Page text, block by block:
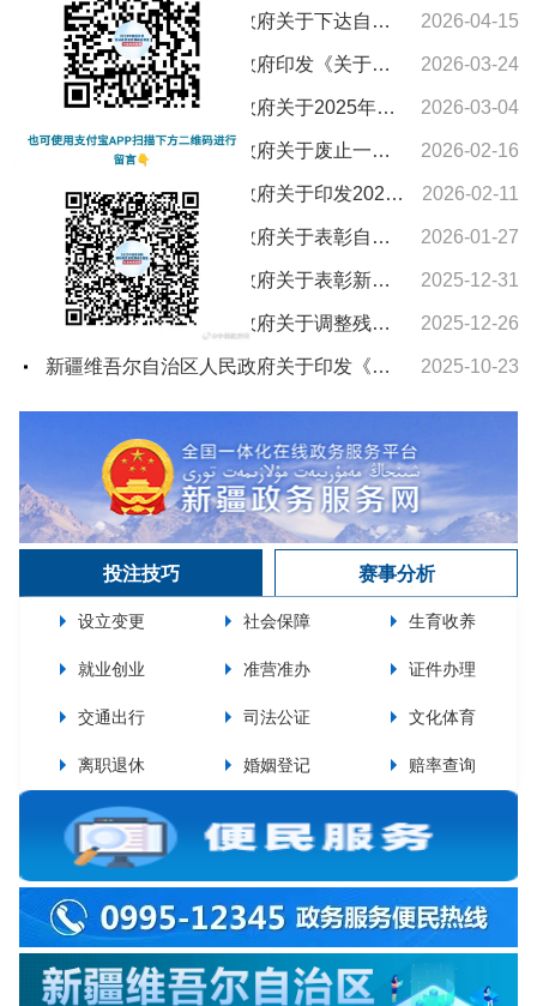
新疆维吾尔自治区人民政府关于下达自治区“十五五”期间年森林采伐限额的通知 2026-04-15
新疆维吾尔自治区人民政府印发《关于进一步支持养老服务发展十条措施》的通知 2026-03-24
新疆维吾尔自治区人民政府关于2025年新疆维吾尔自治区教学成果奖授奖的决定 2026-03-04
新疆维吾尔自治区人民政府关于废止一批自治区人民政府文件的通知 2026-02-16
新疆维吾尔自治区人民政府关于印发2026年自治区国民经济和社会发展计划及主要指标的通知 2026-02-11
新疆维吾尔自治区人民政府关于表彰自治区城市建设先进集体和先进个人的决定 2026-01-27
新疆维吾尔自治区人民政府关于表彰新疆维吾尔自治区农村水利工作先进集体和先进个人的决定 2025-12-31
新疆维吾尔自治区人民政府关于调整残疾、孤老人员和烈属所得减征个人所得税的通知 2025-12-26
新疆维吾尔自治区人民政府关于印发《新疆维吾尔自治区车船税实施办法》的通知 2025-10-23
投注技巧 赛事分析
设立变更 社会保障 生育收养
就业创业 准营准办 证件办理
交通出行 司法公证 文化体育
离职退休 婚姻登记 赔率查询